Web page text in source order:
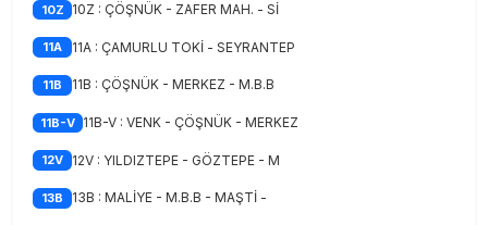
10Z 10Z : ÇÖŞNÜK - ZAFER MAH. - Sİ
11A 11A : ÇAMURLU TOKİ - SEYRANTEP
11B 11B : ÇÖŞNÜK - MERKEZ - M.B.B
11B-V 11B-V : VENK - ÇÖŞNÜK - MERKEZ
12V 12V : YILDIZTEPE - GÖZTEPE - M
13B 13B : MALİYE - M.B.B - MAŞTİ -